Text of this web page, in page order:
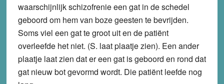
waarschijnlijk schizofrenie een gat in de schedel
geboord om hem van boze geesten te bevrijden.
Soms viel een gat te groot uit en de patiënt
overleefde het niet. (S. laat plaatje zien). Een ander
plaatje laat zien dat er een gat is geboord en rond dat
gat nieuw bot gevormd wordt. Die patiënt leefde nog